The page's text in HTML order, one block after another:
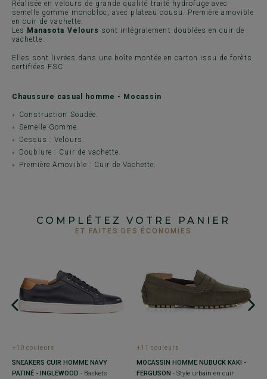
Réalisée en velours de grande qualité traité hydrofuge avec
semelle gomme monobloc, avec plateau cousu. Première amovible
en cuir de vachette.
Les Manasota Velours sont intégralement doublées en cuir de
vachette.
Elles sont livrées dans une boîte montée en carton issu de forêts
certifiées FSC.
Chaussure casual homme - Mocassin
Construction Soudée.
Semelle Gomme.
Dessus : Velours.
Doublure : Cuir de vachette.
Première Amovible : Cuir de Vachette.
COMPLÉTEZ VOTRE PANIER
ET FAITES DES ÉCONOMIES
+10 couleurs
SNEAKERS CUIR HOMME NAVY
PATINÉ - INGLEWOOD - Baskets
+11 couleurs
MOCASSIN HOMME NUBUCK KAKI -
FERGUSON - Style urbain en cuir